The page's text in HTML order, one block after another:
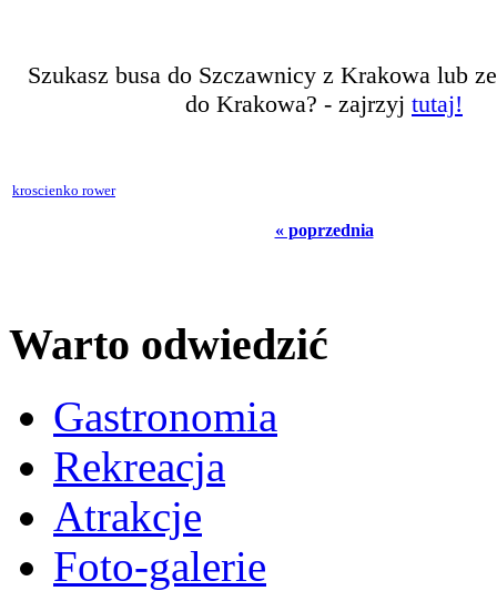
Szukasz busa do Szczawnicy z Krakowa lub
do Krakowa? - zajrzyj tutaj!
kroscienko rower
« poprzednia
Warto odwiedzić
Gastronomia
Rekreacja
Atrakcje
Foto-galerie